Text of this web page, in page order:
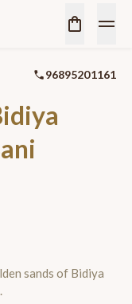
96895201161
sands of Bidiya